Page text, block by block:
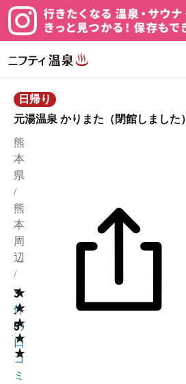
日帰り
元湯温泉 かりまた（閉館しました）
熊
本
県
/
熊
本
周
辺
/
★
★
★
★
★
3
.
5
3
件
の
口
コ
ミ